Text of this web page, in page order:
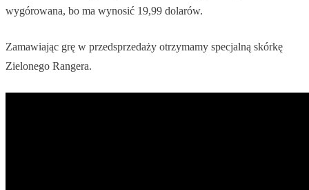
wygórowana, bo ma wynosić 19,99 dolarów.
Zamawiając grę w przedsprzedaży otrzymamy specjalną skórkę
Zielonego Rangera.